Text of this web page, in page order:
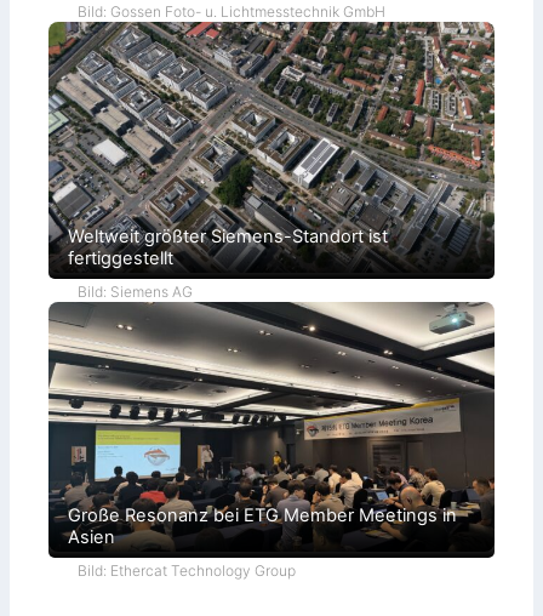
Bild: Gossen Foto- u. Lichtmesstechnik GmbH
Weltweit größter Siemens-Standort ist
fertiggestellt
Bild: Siemens AG
Große Resonanz bei ETG Member Meetings in
Asien
Bild: Ethercat Technology Group